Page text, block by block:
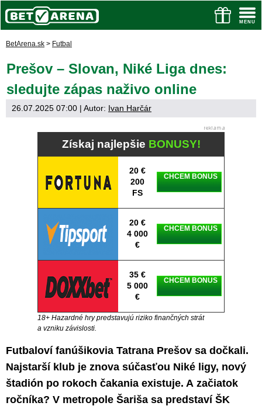
BetArena.sk > Futbal
Prešov – Slovan, Niké Liga dnes:
sledujte zápas naživo online
26.07.2025 07:00 | Autor: Ivan Harčár
Získaj najlepšie BONUSY!
20 €
200
FS
CHCEM BONUS
20 €
4 000
€
CHCEM BONUS
35 €
5 000
€
CHCEM BONUS
18+ Hazardné hry predstavujú riziko finančných strát
a vzniku závislosti.
Futbaloví fanúšikovia Tatrana Prešov sa dočkali.
Najstarší klub je znova súčasťou Niké ligy, nový
štadión po rokoch čakania existuje. A začiatok
ročníka? V metropole Šariša sa predstaví ŠK